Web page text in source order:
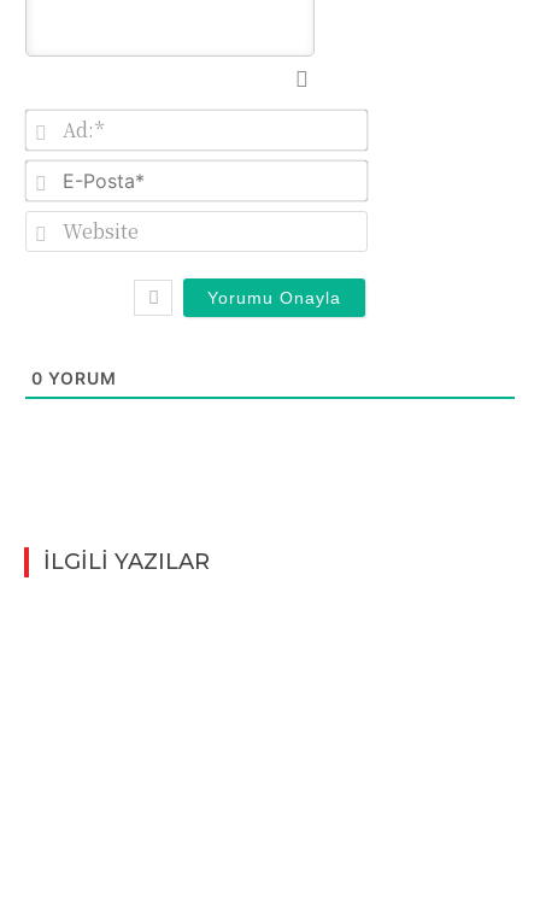
0 YORUM
İLGİLİ YAZILAR